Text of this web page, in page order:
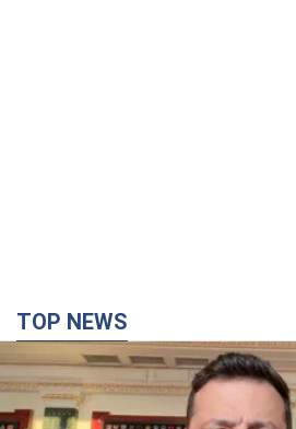
антибалістику FREYJA,
підтримку аграріїв. Відео
Європейські партнери долучаються
4 часа назад 50,2 т.